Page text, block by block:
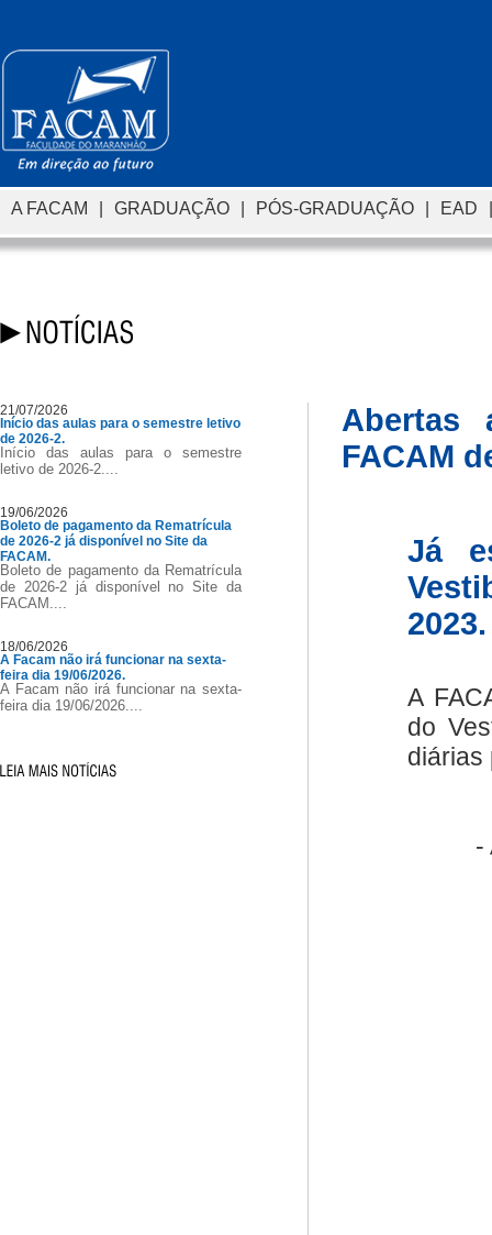
A FACAM | GRADUAÇÃO | PÓS-GRADUAÇÃO | EAD |
21/07/2026
Início das aulas para o semestre letivo
de 2026-2.
Início das aulas para o semestre
letivo de 2026-2....
19/06/2026
Boleto de pagamento da Rematrícula
de 2026-2 já disponível no Site da
FACAM.
Boleto de pagamento da Rematrícula
de 2026-2 já disponível no Site da
FACAM....
18/06/2026
A Facam não irá funcionar na sexta-
feira dia 19/06/2026.
A Facam não irá funcionar na sexta-
feira dia 19/06/2026....
Abertas
FACAM
Já
2023.
A
do
diárias
-